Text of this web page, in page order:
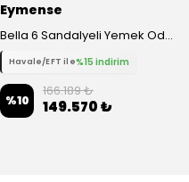
Eymense
Bella 6 Sandalyeli Yemek Odası Takımı
Havale/EFT ile%15 indirim
%10
166.189 ₺
149.570 ₺